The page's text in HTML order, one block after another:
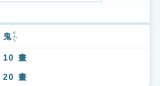
鬼ㄍㄨㄟˇ
10 畫
20 畫